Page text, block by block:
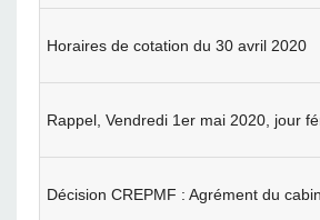
Horaires de cotation du 30 avril 2020
Rappel, Vendredi 1er mai 2020, jour
Décision CREPMF : Agrément du